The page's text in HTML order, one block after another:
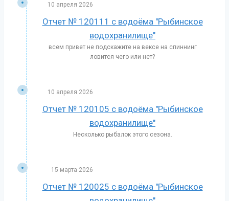
10 апреля 2026
Отчет № 120111 с водоёма "Рыбинское
водохранилище"
всем привет не подскажите на вексе на спиннинг
ловится чего или нет?
10 апреля 2026
Отчет № 120105 с водоёма "Рыбинское
водохранилище"
Несколько рыбалок этого сезона.
15 марта 2026
Отчет № 120025 с водоёма "Рыбинское